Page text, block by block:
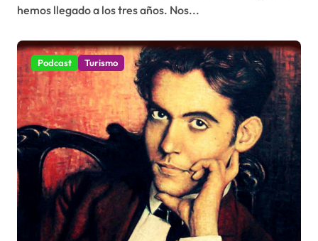
hemos llegado a los tres años. Nos...
Podcast Turismo